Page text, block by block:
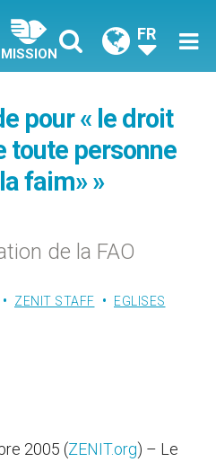
MISSION
FR
pour « le droit
toute personne
faim» »
de la FAO
ZENIT STAFF
EGLISES
2005 (ZENIT.org) – Le